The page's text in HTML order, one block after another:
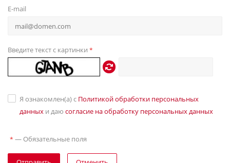
E-mail
Введите текст с картинки *
Я ознакомлен(а) с Политикой обработки персональных
данных и даю согласие на обработку персональных данных
* — Обязательные поля